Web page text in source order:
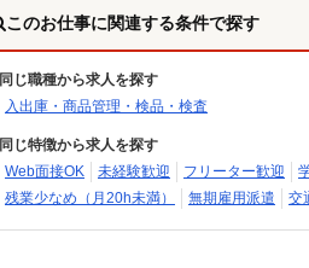
このお仕事に関連する条件で探す
同じ職種から求人を探す
入出庫・商品管理・検品・検査
同じ特徴から求人を探す
Web面接OK
未経験歓迎 フリーター歓迎
残業少なめ（月20h未満）
無期雇用派遣 交